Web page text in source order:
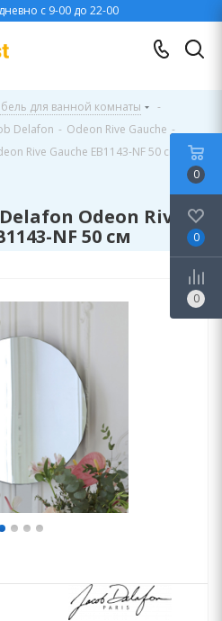
с 9-00 до 22-00
для ванной комнаты
-
Delafon - Odeon Rive Gauche -
Rive Gauche EB1143-NF 50 см
Odeon Rive
NF 50 см
0
0
0